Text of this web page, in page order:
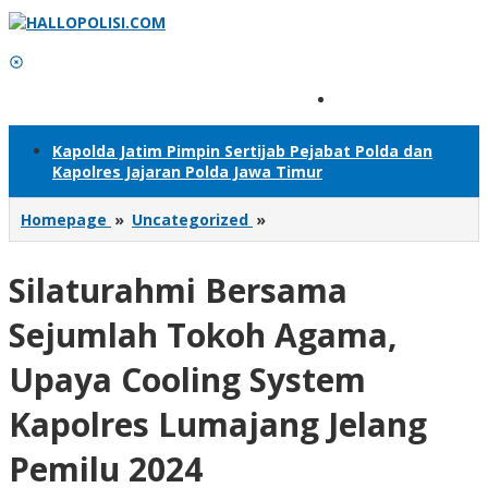
Lewati
konten
Kapolda Jatim Pimpin Sertijab Pejabat Polda dan
Kapolres Jajaran Polda Jawa Timur
Homepage » Uncategorized »
Bersama
Tokoh
Agama,
Upaya
Cooling
Kapolres
Lumajang
Jelang
Pemilu
Silaturahmi Bersama
Sejumlah Tokoh Agama,
Upaya Cooling System
Kapolres Lumajang Jelang
Pemilu 2024